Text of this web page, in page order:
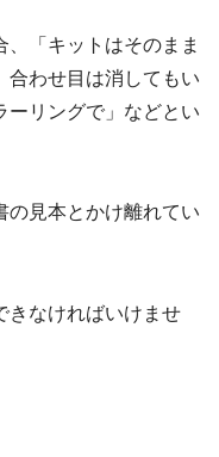
「キットはそのまま
合わせ目は消してもい
ーリングで」などとい
の見本とかけ離れてい
きなければいけませ